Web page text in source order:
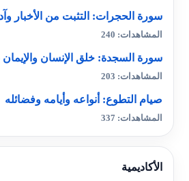
سورة الحجرات: التثبت من الأخبار
المشاهدات: 240
سورة السجدة: خلق الإنسان والإيمان
المشاهدات: 203
صيام التطوع: أنواعه وأيامه وفضائله
المشاهدات: 337
الأكاديمية